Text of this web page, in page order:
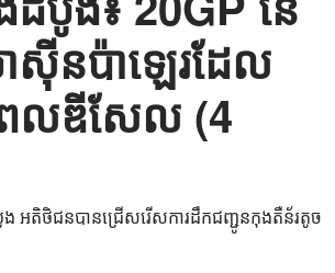
ស៊ីនប៉ាឡេរដែល
ពលឌីសែល (4
អតិថិជនបានជ្រើសរើសការដឹកជញ្ជូនកុងតឺន័រតូច